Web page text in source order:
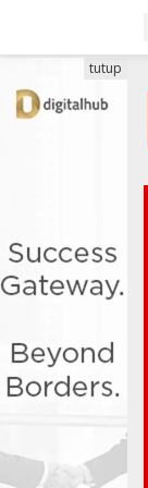
tutup